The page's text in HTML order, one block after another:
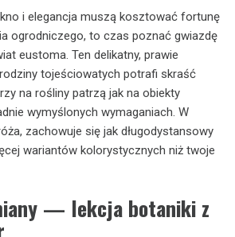
i elegancja muszą kosztować fortunę
ogrodniczego, to czas poznać gwiazdę
eustoma. Ten delikatny, prawie
tojeściowatych potrafi skraść
na rośliny patrzą jak na obiekty
wymyślonych wymaganiach. W
zachowuje się jak długodystansowy
wariantów kolorystycznych niż twoje
— lekcja botaniki z